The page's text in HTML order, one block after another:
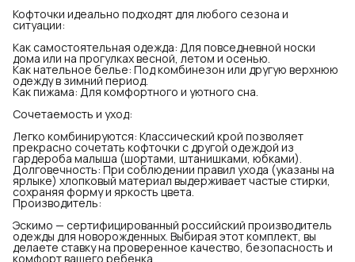
Кофточки идеально подходят для любого сезона и
ситуации:
Как самостоятельная одежда: Для повседневной носки
дома или на прогулках весной, летом и осенью.
Как нательное белье: Под комбинезон или другую верхнюю
одежду в зимний период.
Как пижама: Для комфортного и уютного сна.
Сочетаемость и уход:
Легко комбинируются: Классический крой позволяет
прекрасно сочетать кофточки с другой одеждой из
гардероба малыша (шортами, штанишками, юбками).
Долговечность: При соблюдении правил ухода (указаны на
ярлыке) хлопковый материал выдерживает частые стирки,
сохраняя форму и яркость цвета.
Производитель:
Эскимо — сертифицированный российский производитель
одежды для новорожденных. Выбирая этот комплект, вы
делаете ставку на проверенное качество, безопасность и
комфорт вашего ребенка.